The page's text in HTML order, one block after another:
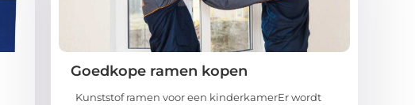
Goedkope ramen kopen
Kunststof ramen voor een kinderkamerEr wordt